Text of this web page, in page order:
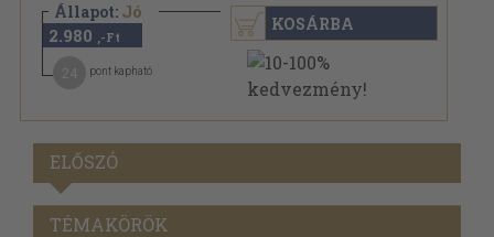
Állapot: Jó
2.980 ,-Ft
pont kapható
KOSÁRBA
ELŐSZÓ
TÉMAKÖRÖK